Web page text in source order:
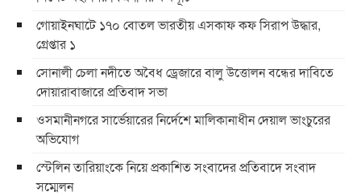
গোয়াইনঘাটে ১৭০ বোতল ভারতীয় এসকাফ কফ সিরাপ উদ্ধার,
গ্রেপ্তার ১
সোনালী চেলা নদীতে অবৈধ ড্রেজারে বালু উত্তোলন বন্ধের দাবিতে
দোয়ারাবাজারে প্রতিবাদ সভা
ওসমানীনগরে সার্ভেয়ারের নির্দেশে মালিকানাধীন দেয়াল ভাংচুরের
অভিযোগ
স্টেলিন তারিয়াংকে নিয়ে প্রকাশিত সংবাদের প্রতিবাদে সংবাদ
সম্মেলন